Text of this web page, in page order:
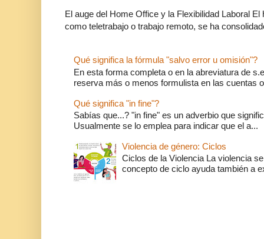
El auge del Home Office y la Flexibilidad Laboral
como teletrabajo o trabajo remoto, se ha
Qué significa la fórmula "salvo error u omisión"?
En esta forma completa o en la abreviatura de
reserva más o menos formulista en las cuentas
Qué significa "in fine"?
Sabías que...? "in fine" es un adverbio que
Usualmente se lo emplea para indicar que el a...
Violencia de género: Ciclos
Ciclos de la Violencia La violencia
concepto de ciclo ayuda también a